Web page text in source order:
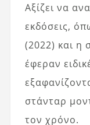
Αξίζει να
εκδόσεις,
(2022) και η
έφεραν
στάνταρ
τον χρόνο.